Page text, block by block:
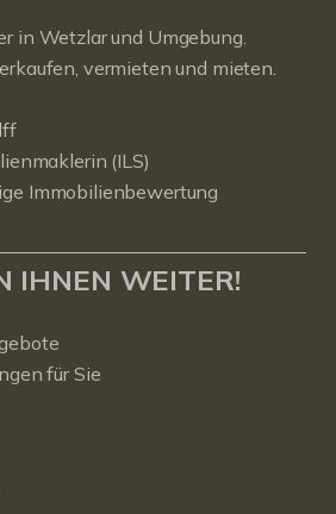
in Wetzlar und Umgebung.
vermieten und mieten.
(ILS)
Immobilienbewertung
IHNEN WEITER!
für Sie